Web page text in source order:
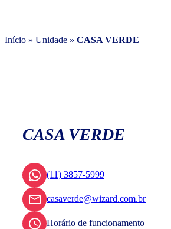
Início » Unidade » CASA VERDE
CASA VERDE
(11) 3857-5999
casaverde@wizard.com.br
Horário de funcionamento